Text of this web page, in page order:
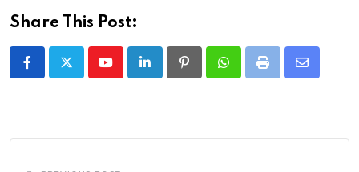
Share This Post:
YoutubeLinkedIn PinterestWhatsappPrint
Share